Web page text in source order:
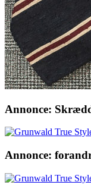
Annonce:
Annonce: